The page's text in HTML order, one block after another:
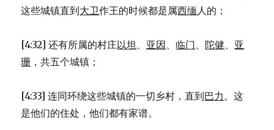
这些城镇直到大卫作王的时候都是属西缅人的；
[4:32] 还有所属的村庄以坦 、 亚因、 临门、 陀健、 亚
珊 ，共五个城镇；
[4:33] 连同环绕这些城镇的一切乡村，直到巴力。这
是他们的住处，他们都有家谱。